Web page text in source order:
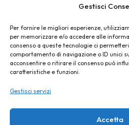
Gestisci
Per fornire le migliori esperienze,
per memorizzare e/o accedere alle
consenso a queste tecnologie ci
comportamento di navigazione o ID unici
acconsentire o ritirare il consenso può
caratteristiche e funzioni.
Gestisci servizi
Accetta
sposincampania@pec.it
Link
Top100
News e Tendenze
Destination Wedding